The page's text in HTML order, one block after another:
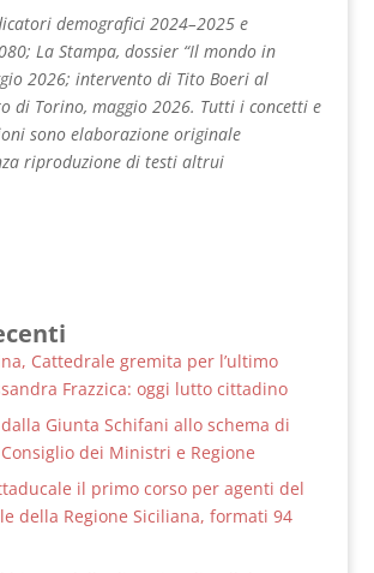
demografici 2024–2025 e
La Stampa, dossier “Il mondo in
2026; intervento di Tito Boeri al
di Torino, maggio 2026. Tutti i concetti e
sono elaborazione originale
riproduzione di testi altrui
Cattedrale gremita per l’ultimo
Frazzica: oggi lutto cittadino
Giunta Schifani allo schema di
dei Ministri e Regione
il primo corso per agenti del
della Regione Siciliana, formati 94